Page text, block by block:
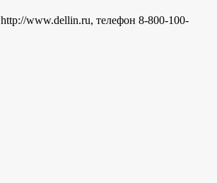
http://www.dellin.ru, телефон 8-800-100-